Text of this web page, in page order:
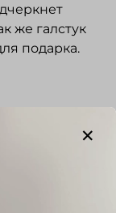
же галстук
подарка.